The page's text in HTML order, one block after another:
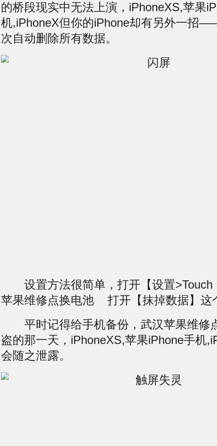
的桥段现实中无法上演，iPhoneXS,苹果
机,iPhoneX但你的iPhone却有另外一招
次自动删除所有数据。
设置方法很简单，打开【设置>Touch
苹果维修点换电池 打开【抹掉数据】这
平时记得给手机备份，武汉苹果维修
盗的那一天，iPhoneXS,苹果iPhone手机
会随之泄露。